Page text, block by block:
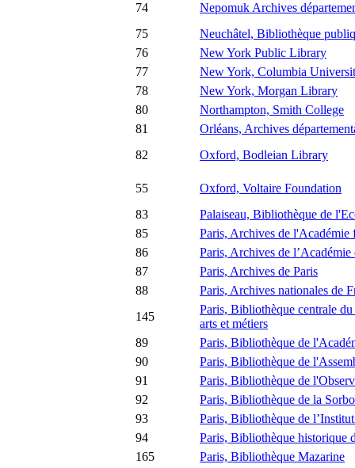
74
Nepomuk Archives
75
Neuchâtel, Bibliothèque
76
New York Public Library
77
New York, Columbia
78
New York, Morgan Library
80
Northampton, Smith College
81
Orléans, Archives
82
Oxford, Bodleian Library
55
Oxford, Voltaire Foundation
83
Palaiseau, Bibliothèque de
85
Paris, Archives de l'Académie
86
Paris, Archives de l’Académie
87
Paris, Archives de Paris
88
Paris, Archives nationales de
145
Paris, Bibliothèque centrale
arts et métiers
89
Paris, Bibliothèque de
90
Paris, Bibliothèque de
91
Paris, Bibliothèque de
92
Paris, Bibliothèque de la
93
Paris, Bibliothèque de
94
Paris, Bibliothèque historique
165
Paris, Bibliothèque Mazarine